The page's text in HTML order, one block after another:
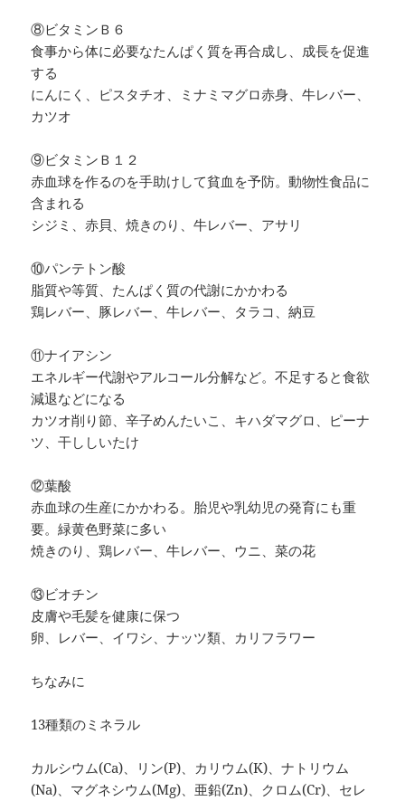
⑧ビタミンＢ６
食事から体に必要なたんぱく質を再合成し、成長を促進
する
にんにく、ピスタチオ、ミナミマグロ赤身、牛レバー、
カツオ
⑨ビタミンＢ１２
赤血球を作るのを手助けして貧血を予防。動物性食品に
含まれる
シジミ、赤貝、焼きのり、牛レバー、アサリ
⑩パンテトン酸
脂質や等質、たんぱく質の代謝にかかわる
鶏レバー、豚レバー、牛レバー、タラコ、納豆
⑪ナイアシン
エネルギー代謝やアルコール分解など。不足すると食欲
減退などになる
カツオ削り節、辛子めんたいこ、キハダマグロ、ピーナ
ツ、干ししいたけ
⑫葉酸
赤血球の生産にかかわる。胎児や乳幼児の発育にも重
要。緑黄色野菜に多い
焼きのり、鶏レバー、牛レバー、ウニ、菜の花
⑬ビオチン
皮膚や毛髪を健康に保つ
卵、レバー、イワシ、ナッツ類、カリフラワー
ちなみに
13種類のミネラル
カルシウム(Ca)、リン(P)、カリウム(K)、ナトリウム
(Na)、マグネシウム(Mg)、亜鉛(Zn)、クロム(Cr)、セレ